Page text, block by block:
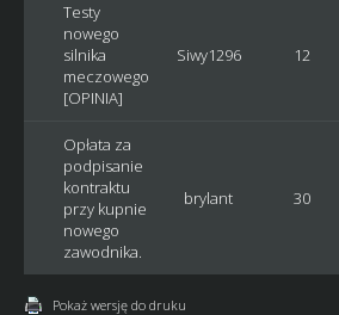
Testy
nowego
silnika
meczowego
[OPINIA]
Siwy1296 12
Opłata za
podpisanie
kontraktu
przy kupnie
nowego
zawodnika.
brylant 30
Pokaż wersję do druku